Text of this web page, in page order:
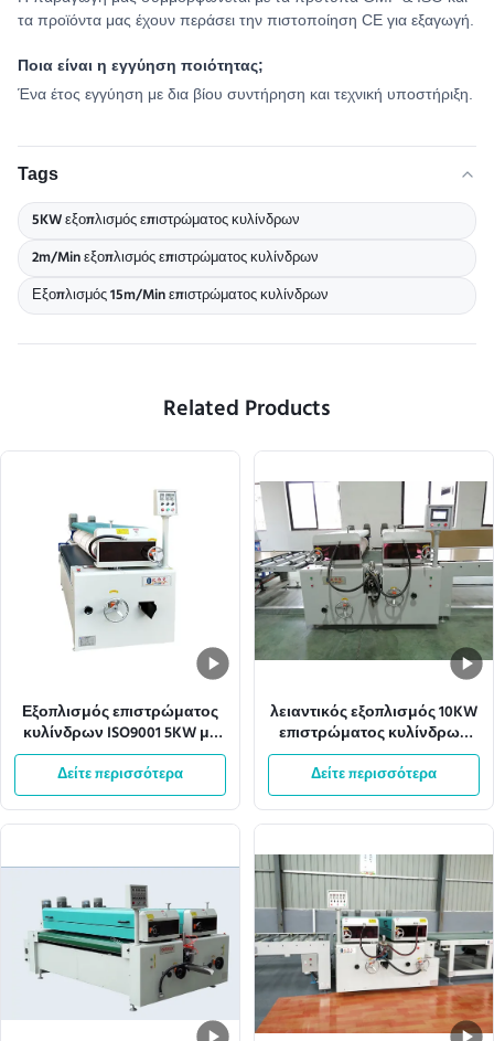
τα προϊόντα μας έχουν περάσει την πιστοποίηση CE για εξαγωγή.
Ποια είναι η εγγύηση ποιότητας;
Ένα έτος εγγύηση με δια βίου συντήρηση και τεχνική υποστήριξη.
Tags
5KW εξοπλισμός επιστρώματος κυλίνδρων
2m/Min εξοπλισμός επιστρώματος κυλίνδρων
Εξοπλισμός 15m/Min επιστρώματος κυλίνδρων
Related Products
Εξοπλισμός επιστρώματος
κυλίνδρων ISO9001 5KW με
το πιάτο χάλυβα 1.5mm
Δείτε περισσότερα
λειαντικός εξοπλισμός 10KW
επιστρώματος κυλίνδρων
Antil πλάτους 1320mm
Effecive
Δείτε περισσότερα